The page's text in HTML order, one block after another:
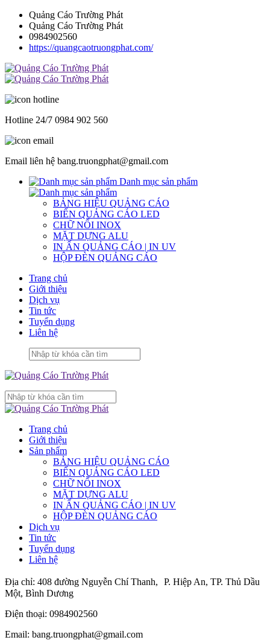
Quảng Cáo Trường Phát
Quảng Cáo Trường Phát
0984902560
https://quangcaotruongphat.com/
Hotline 24/7 0984 902 560
Email liên hệ bang.truongphat@gmail.com
Danh mục sản phẩm
BẢNG HIỆU QUẢNG CÁO
BIỂN QUẢNG CÁO LED
CHỮ NỔI INOX
MẶT DỰNG ALU
IN ẤN QUẢNG CÁO | IN UV
HỘP ĐÈN QUẢNG CÁO
Trang chủ
Giới thiệu
Dịch vụ
Tin tức
Tuyển dụng
Liên hệ
Trang chủ
Giới thiệu
Sản phẩm
BẢNG HIỆU QUẢNG CÁO
BIỂN QUẢNG CÁO LED
CHỮ NỔI INOX
MẶT DỰNG ALU
IN ẤN QUẢNG CÁO | IN UV
HỘP ĐÈN QUẢNG CÁO
Dịch vụ
Tin tức
Tuyển dụng
Liên hệ
Địa chỉ: 408 đường Nguyễn Chí Thanh, P. Hiệp An, TP. Thủ Dầu
Một, Bình Dương
Điện thoại: 0984902560
Email: bang.truongphat@gmail.com